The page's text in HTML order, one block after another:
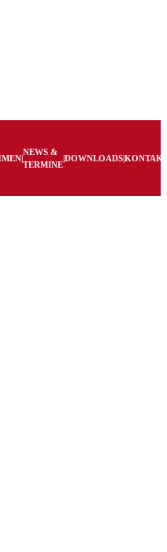
|
NEWS &
TERMINE
|DOWNLOADS|